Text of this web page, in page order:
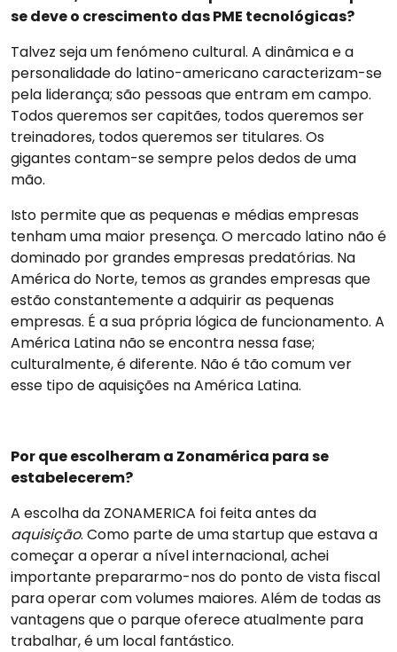
se deve o crescimento das PME tecnológicas?
Talvez seja um fenómeno cultural. A dinâmica e a
personalidade do latino-americano caracterizam-se
pela liderança; são pessoas que entram em campo.
Todos queremos ser capitães, todos queremos ser
treinadores, todos queremos ser titulares. Os
gigantes contam-se sempre pelos dedos de uma
mão.
Isto permite que as pequenas e médias empresas
tenham uma maior presença. O mercado latino não é
dominado por grandes empresas predatórias. Na
América do Norte, temos as grandes empresas que
estão constantemente a adquirir as pequenas
empresas. É a sua própria lógica de funcionamento. A
América Latina não se encontra nessa fase;
culturalmente, é diferente. Não é tão comum ver
esse tipo de aquisições na América Latina.
Por que escolheram a Zonamérica para se
estabelecerem?
A escolha da ZONAMERICA foi feita antes da
aquisição. Como parte de uma startup que estava a
começar a operar a nível internacional, achei
importante prepararmo-nos do ponto de vista fiscal
para operar com volumes maiores. Além de todas as
vantagens que o parque oferece atualmente para
trabalhar, é um local fantástico.